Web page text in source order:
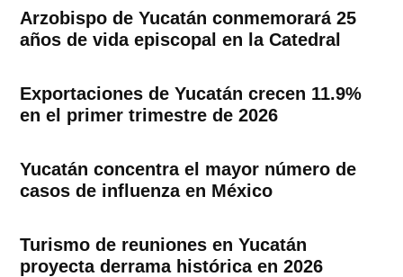
Arzobispo de Yucatán conmemorará 25
años de vida episcopal en la Catedral
Exportaciones de Yucatán crecen 11.9%
en el primer trimestre de 2026
Yucatán concentra el mayor número de
casos de influenza en México
Turismo de reuniones en Yucatán
proyecta derrama histórica en 2026